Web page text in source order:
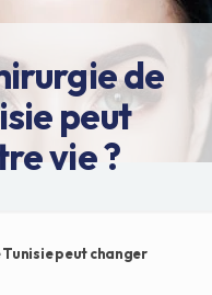
de
peut
vie ?
peut changer